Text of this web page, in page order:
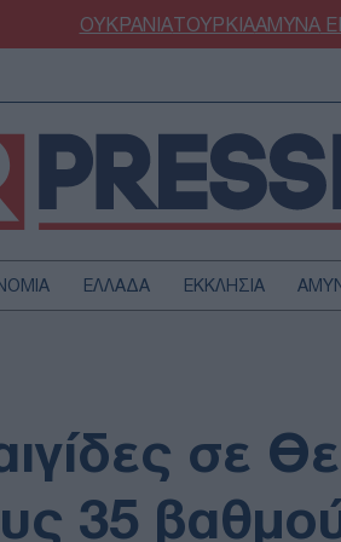
ΟΥΚΡΑΝΙΑΤΟΥΡΚΙΑΑΜΥΝΑ
ΕΛΛΑΔΑ ΕΚΚΛΗΣΙΑ
ΥΓΕΙΑ
σε
35